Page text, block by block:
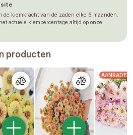
de kiemkracht van de zaden elke 6 maanden.
actuele kiempercentage altijd op onze
producten
AANRADER